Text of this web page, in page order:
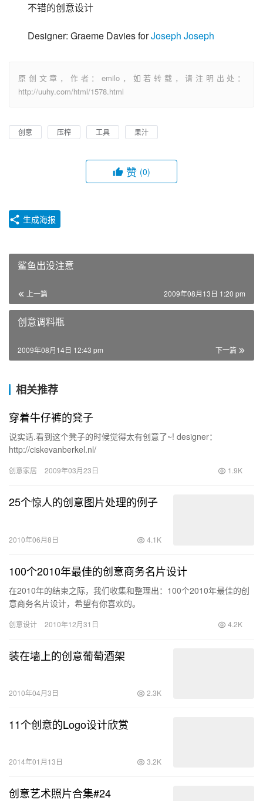
不错的创意设计
Designer: Graeme Davies for Joseph Joseph
原创文章，作者：emilo，如若转载，请注明出处：
http://uuhy.com/html/1578.html
创意 压榨 工具 果汁
赞 (0)
生成海报
鲨鱼出没注意
上一篇 2009年08月13日 1:20 pm
创意调料瓶
下一篇
2009年08月14日 12:43 pm
相关推荐
穿着牛仔裤的凳子
说实话.看到这个凳子的时候觉得太有创意了~! designer：
http://ciskevanberkel.nl/
创意家居 2009年03月23日 1.9K
25个惊人的创意图片处理的例子
2010年06月8日 4.1K
100个2010年最佳的创意商务名片设计
在2010年的结束之际，我们收集和整理出：100个2010年最佳的创
意商务名片设计，希望有你喜欢的。
创意设计 2010年12月31日 4.2K
装在墙上的创意葡萄酒架
2010年04月3日 2.3K
11个创意的Logo设计欣赏
2014年01月13日 3.2K
创意艺术照片合集#24